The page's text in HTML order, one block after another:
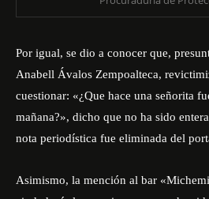
Por igual, se dio a conocer que,
Anabell Ávalos Zempoalteca,
cuestionar: «¿Que hace una señorita
mañana?», dicho que no ha sido
nota periodística fue eliminada del
Asimismo, la mención al bar